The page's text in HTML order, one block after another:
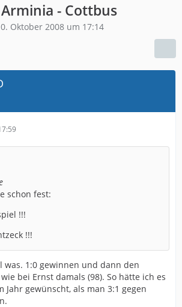
- Cottbus
Oktober 2008 um 17:14
schon fest:
!!!
!!!
was. 1:0 gewinnen und dann den
bei Ernst damals (98). So hätte ich es
Jahr gewünscht, als man 3:1 gegen